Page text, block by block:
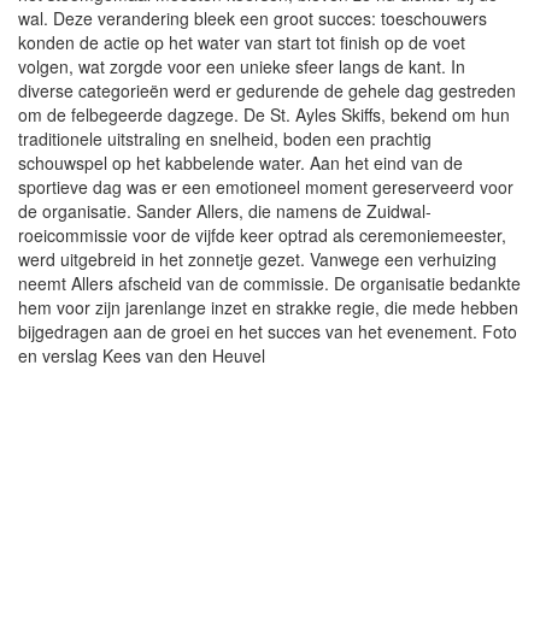
wal. Deze verandering bleek een groot succes: toeschouwers
konden de actie op het water van start tot finish op de voet
volgen, wat zorgde voor een unieke sfeer langs de kant. In
diverse categorieën werd er gedurende de gehele dag gestreden
om de felbegeerde dagzege. De St. Ayles Skiffs, bekend om hun
traditionele uitstraling en snelheid, boden een prachtig
schouwspel op het kabbelende water. Aan het eind van de
sportieve dag was er een emotioneel moment gereserveerd voor
de organisatie. Sander Allers, die namens de Zuidwal-
roeicommissie voor de vijfde keer optrad als ceremoniemeester,
werd uitgebreid in het zonnetje gezet. Vanwege een verhuizing
neemt Allers afscheid van de commissie. De organisatie bedankte
hem voor zijn jarenlange inzet en strakke regie, die mede hebben
bijgedragen aan de groei en het succes van het evenement. Foto
en verslag Kees van den Heuvel